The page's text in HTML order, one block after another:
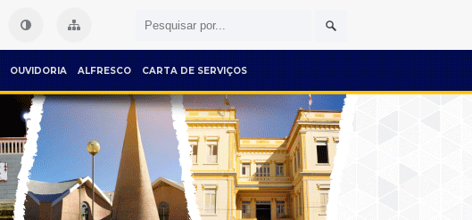
OUVIDORIA ALFRESCO CARTA DE SERVIÇOS